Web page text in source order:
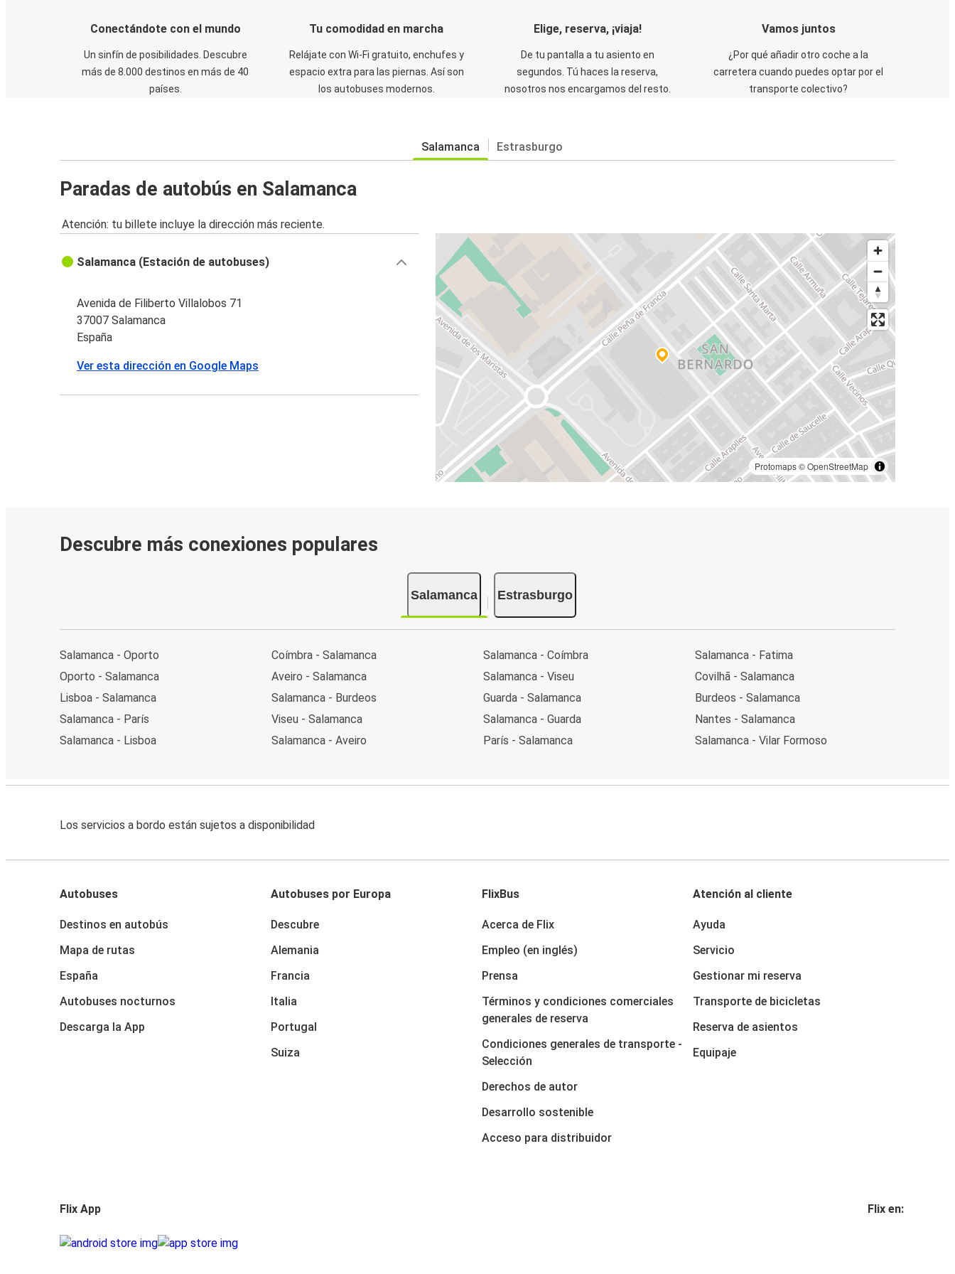
Conectándote con el mundo
Un sinfín de posibilidades. Descubre
más de 8.000 destinos en más de 40
países.
Tu comodidad en marcha
Relájate con Wi-Fi gratuito, enchufes y
espacio extra para las piernas. Así son
los autobuses modernos.
Elige, reserva, ¡viaja!
De tu pantalla a tu asiento en
segundos. Tú haces la reserva,
nosotros nos encargamos del resto.
Vamos juntos
¿Por qué añadir otro coche a la
carretera cuando puedes optar por el
transporte colectivo?
Salamanca Estrasburgo
Paradas de autobús en Salamanca
Atención: tu billete incluye la dirección más reciente.
Protomaps©OpenStreetMap
Salamanca (Estación de autobuses)
Avenida de Filiberto Villalobos 71
37007 Salamanca
España
Ver esta dirección en Google Maps
Descubre más conexiones populares
Salamanca Estrasburgo
Salamanca - Oporto
Oporto - Salamanca
Lisboa - Salamanca
Salamanca - París
Salamanca - Lisboa
Coímbra - Salamanca
Aveiro - Salamanca
Salamanca - Burdeos
Viseu - Salamanca
Salamanca - Aveiro
Salamanca - Coímbra
Salamanca - Viseu
Guarda - Salamanca
Salamanca - Guarda
París - Salamanca
Salamanca - Fatima
Covilhã - Salamanca
Burdeos - Salamanca
Nantes - Salamanca
Salamanca - Vilar Formoso
Los servicios a bordo están sujetos a disponibilidad
Autobuses
Destinos en autobús
Mapa de rutas
España
Autobuses nocturnos
Descarga la App
Autobuses por Europa
Descubre
Alemania
Francia
Italia
Portugal
Suiza
FlixBus
Acerca de Flix
Empleo (en inglés)
Prensa
Términos y condiciones comerciales
generales de reserva
Condiciones generales de transporte -
Selección
Derechos de autor
Desarrollo sostenible
Acceso para distribuidor
Atención al cliente
Ayuda
Servicio
Gestionar mi reserva
Transporte de bicicletas
Reserva de asientos
Equipaje
Flix App Flix en: